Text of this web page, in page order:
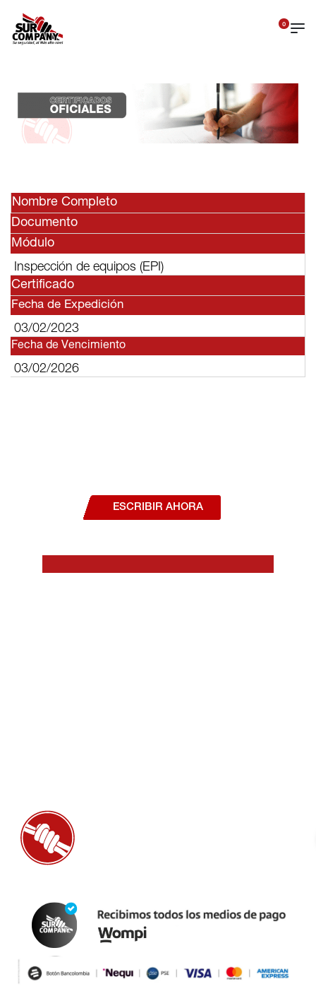
0
Nombre Completo
Documento
Módulo
Inspección de equipos (EPI)
Certificado
Fecha de Expedición
03/02/2023
Fecha de Vencimiento
03/02/2026
ESCRIBIR AHORA